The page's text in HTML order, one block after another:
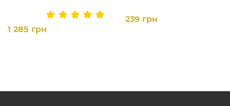
1 285 грн
239 грн